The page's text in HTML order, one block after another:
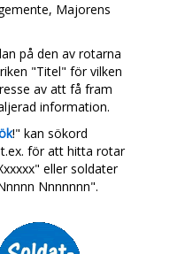
Majorens
på den av rotarna
"Titel" för vilken
av att få fram
information.
!" kan sökord
för att hitta rotar
eller soldater
Nnnnnnn".